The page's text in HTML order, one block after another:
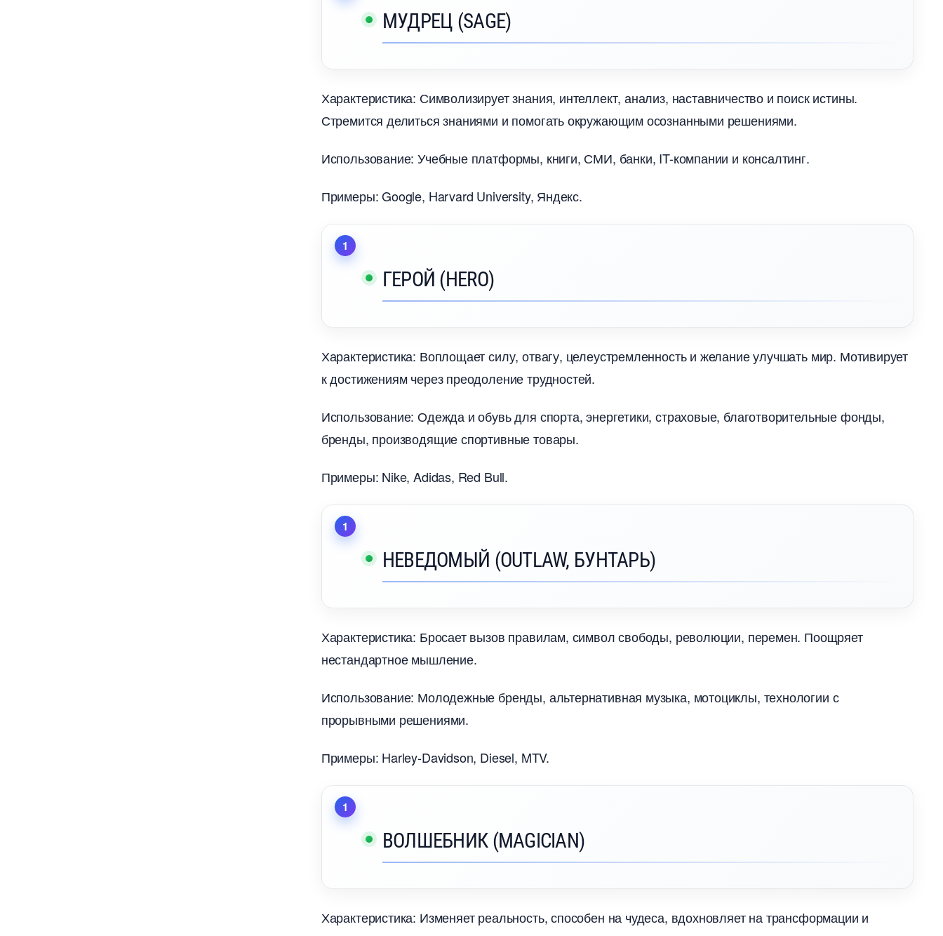
МУДРЕЦ (SAGE)
Характеристика: Символизирует знания, интеллект, анализ, наставничество и поиск истины.
Стремится делиться знаниями и помогать окружающим осознанными решениями.
Использование: Учебные платформы, книги, СМИ, банки, IT-компании и консалтинг.
Примеры: Google, Harvard University, Яндекс.
ГЕРОЙ (HERO)
Характеристика: Воплощает силу, отвагу, целеустремленность и желание улучшать мир. Мотивирует
к достижениям через преодоление трудностей.
Использование: Одежда и обувь для спорта, энергетики, страховые, благотворительные фонды,
ренды, производящие спортивные товары.
Примеры: Nike, Adidas, Red Bull.
НЕВЕДОМЫЙ (OUTLAW, БУНТАРЬ)
Характеристика: Бросает вызов правилам, символ свободы, революции, перемен. Поощряет
нестандартное мышление.
Использование: Молодежные бренды, альтернативная музыка, мотоциклы, технологии с
прорывными решениями.
Примеры: Harley-Davidson, Diesel, MTV.
ОЛШЕБНИК (MAGICIAN)
Характеристика: Изменяет реальность, способен на чудеса, вдохновляет на трансформации и